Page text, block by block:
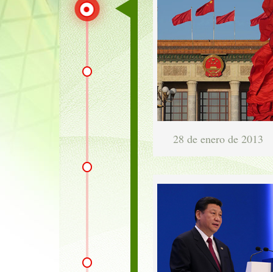
28 de enero de 2013